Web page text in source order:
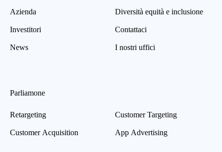
Azienda
Investitori
News
Diversità equità e inclusione
Contattaci
I nostri uffici
Parliamone
Retargeting
Customer Acquisition
Customer Targeting
App Advertising